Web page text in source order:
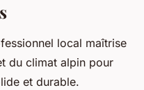
local maîtrise
du climat alpin pour
et durable.